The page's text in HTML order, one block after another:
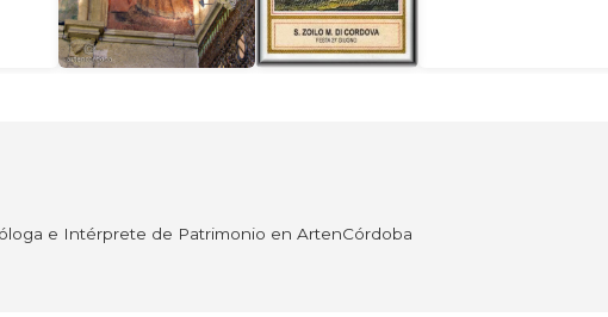
e Intérprete de Patrimonio en ArtenCórdoba